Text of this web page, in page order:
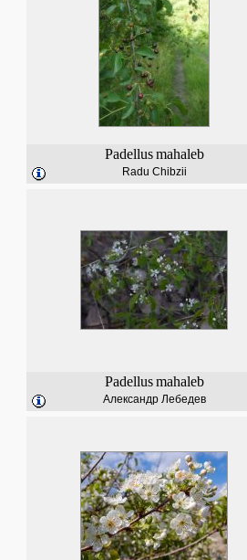
Padellus mahaleb
Radu Chibzii
Padellus mahaleb
Александр Лебедев